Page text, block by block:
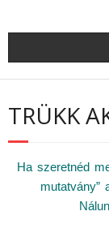
TRÜKK
Ha szeretnéd
mutatvány”